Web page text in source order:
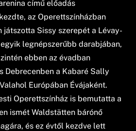
című előadás
az Operettszínházban
játszotta Sissy szerepét a Lévay-
legnépszerűbb darabjában,
ebben az évadban
Debrecenben a Kabaré Sally
Európában Évájaként.
Operettszínház is bemutatta a
ismét Waldstätten bárónő
és ez évtől kezdve lett